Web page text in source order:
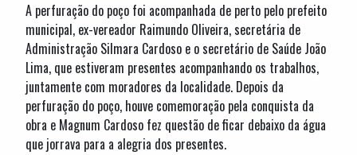
A perfuração do poço foi acompanhada de perto pelo prefeito
municipal, ex-vereador Raimundo Oliveira, secretária de
Administração Silmara Cardoso e o secretário de Saúde João
Lima, que estiveram presentes acompanhando os trabalhos,
juntamente com moradores da localidade. Depois da
perfuração do poço, houve comemoração pela conquista da
obra e Magnum Cardoso fez questão de ficar debaixo da água
que jorrava para a alegria dos presentes.